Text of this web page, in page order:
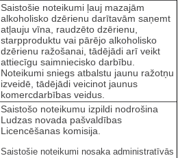
Saistošie noteikumi ļauj mazajām
alkoholisko dzērienu darītavām saņemt
atļauju vīna, raudzēto dzērienu,
starpproduktu vai pārējo alkoholisko
dzērienu ražošanai, tādējādi arī veikt
attiecīgu saimniecisko darbību.
Noteikumi sniegs atbalstu jaunu ražotņu
izveidē, tādējādi veicinot jaunus
komercdarbības veidus.
Saistošo noteikumu izpildi nodrošina
Ludzas novada pašvaldības
Licencēšanas komisija.
Saistošie noteikumi nosaka administratīvās